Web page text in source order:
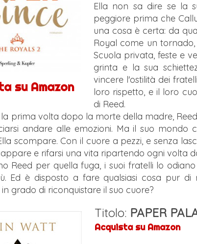
su Amazon
Ella non sa dire se la
peggiore prima che
una cosa è certa: da
Royal come un
Scuola privata, feste e
grinta e la sua
vincere l'ostilità dei
loro rispetto, e il loro
di Reed.
la prima volta dopo la morte della madre,
andare alle emozioni. Ma il suo mondo
scompare. Con il cuore a pezzi, e senza
e rifarsi una vita ripartendo ogni volta
Reed per quella fuga, i suoi fratelli lo odiano
Ed è disposto a fare qualsiasi cosa pur di
grado di riconquistare il suo cuore?
Titolo: PAPER
Acquista su Amazon